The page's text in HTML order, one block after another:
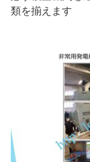
類を揃えます